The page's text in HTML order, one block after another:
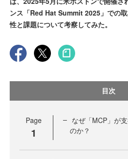
ンス「Red Hat Summit 2025」での
性と課題について考察してみた。
目次
Page
1
なぜ「MCP」が
のか？